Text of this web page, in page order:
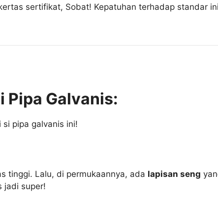
sertifikat, Sobat! Kepatuhan terhadap standar
Pipa Galvanis:
pipa galvanis ini!
tinggi. Lalu, di permukaannya, ada lapisan seng
jadi super!